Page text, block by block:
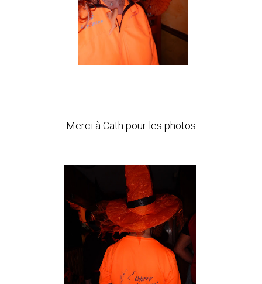
Merci à Cath pour les photos